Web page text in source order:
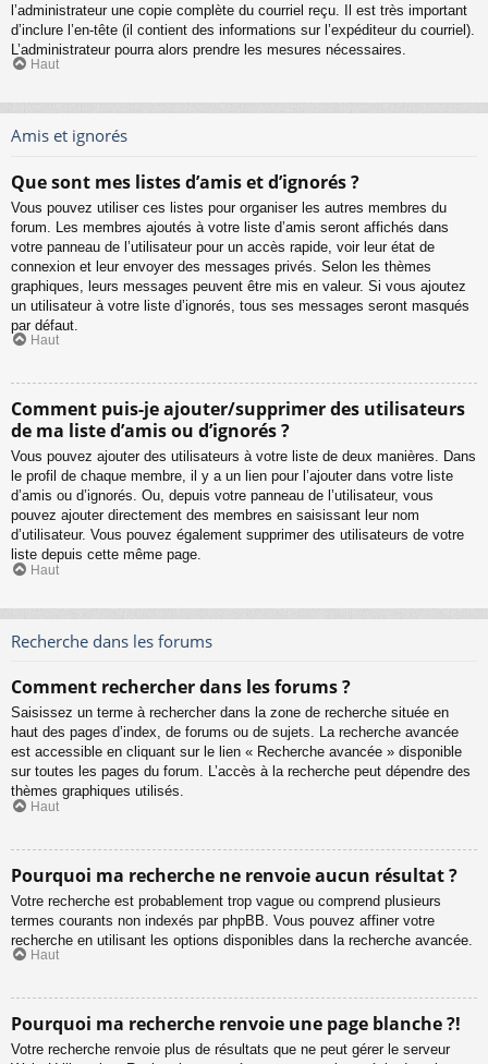
l’administrateur une copie complète du courriel reçu. Il est très important
d’inclure l’en-tête (il contient des informations sur l’expéditeur du courriel).
L’administrateur pourra alors prendre les mesures nécessaires.
Haut
Amis et ignorés
Que sont mes listes d’amis et d’ignorés ?
Vous pouvez utiliser ces listes pour organiser les autres membres du
forum. Les membres ajoutés à votre liste d’amis seront affichés dans
votre panneau de l’utilisateur pour un accès rapide, voir leur état de
connexion et leur envoyer des messages privés. Selon les thèmes
graphiques, leurs messages peuvent être mis en valeur. Si vous ajoutez
un utilisateur à votre liste d’ignorés, tous ses messages seront masqués
par défaut.
Haut
Comment puis-je ajouter/supprimer des utilisateurs
de ma liste d’amis ou d’ignorés ?
Vous pouvez ajouter des utilisateurs à votre liste de deux manières. Dans
le profil de chaque membre, il y a un lien pour l’ajouter dans votre liste
d’amis ou d’ignorés. Ou, depuis votre panneau de l’utilisateur, vous
pouvez ajouter directement des membres en saisissant leur nom
d’utilisateur. Vous pouvez également supprimer des utilisateurs de votre
liste depuis cette même page.
Haut
Recherche dans les forums
Comment rechercher dans les forums ?
Saisissez un terme à rechercher dans la zone de recherche située en
haut des pages d’index, de forums ou de sujets. La recherche avancée
est accessible en cliquant sur le lien « Recherche avancée » disponible
sur toutes les pages du forum. L’accès à la recherche peut dépendre des
thèmes graphiques utilisés.
Haut
Pourquoi ma recherche ne renvoie aucun résultat ?
Votre recherche est probablement trop vague ou comprend plusieurs
termes courants non indexés par phpBB. Vous pouvez affiner votre
recherche en utilisant les options disponibles dans la recherche avancée.
Haut
Pourquoi ma recherche renvoie une page blanche ?!
Votre recherche renvoie plus de résultats que ne peut gérer le serveur